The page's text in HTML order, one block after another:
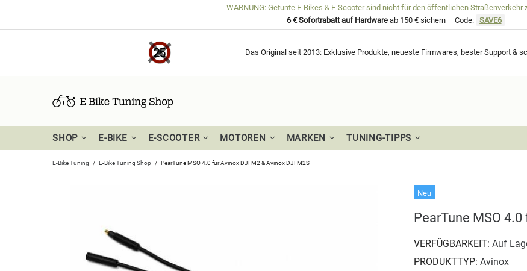
WARNUNG: Getunte E-Bikes & E-Scooter sind nicht für den öffentlichen Straßenverkehr
6 € Sofortrabatt auf Hardwareab 150 € sichern – Code: SAVE6
Das Original seit 2013: Exklusive Produkte, neueste Firmwares, bester Support &
SHOP E-BIKE E-SCOOTER MOTOREN MARKEN TUNING-TIPPS
E-Bike Tuning E-Bike Tuning Shop PearTune MSO 4.0 für Avinox DJI M2 & Avinox DJI M2S
Neu
PearTune MSO
VERFÜGBARKEIT: Auf
PRODUKTTYP: Avinox